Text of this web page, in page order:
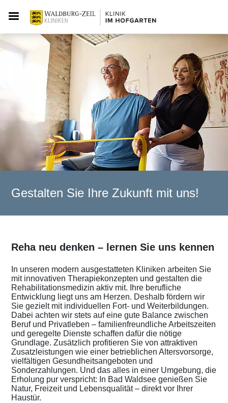
Gestalten Sie Ihre Zukunft mit uns!
Reha neu denken – lernen Sie uns kennen
In unseren modern ausgestatteten Kliniken arbeiten Sie
mit innovativen Therapiekonzepten und gestalten die
Rehabilitationsmedizin aktiv mit. Ihre berufliche
Entwicklung liegt uns am Herzen. Deshalb fördern wir
Sie gezielt mit individuellen Fort- und Weiterbildungen.
Dabei achten wir stets auf eine gute Balance zwischen
Beruf und Privatleben – familienfreundliche Arbeitszeiten
und geregelte Dienste schaffen dafür die nötige
Grundlage. Zusätzlich profitieren Sie von attraktiven
Zusatzleistungen wie einer betrieblichen Altersvorsorge,
vielfältigen Gesundheitsangeboten und
Sonderzahlungen. Und das alles in einer Umgebung, die
Erholung pur verspricht: In Bad Waldsee genießen Sie
Natur, Freizeit und Lebensqualität – direkt vor Ihrer
Haustür.